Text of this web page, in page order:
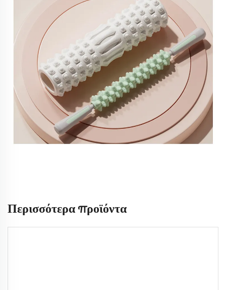
Περισσότερα προϊόντα